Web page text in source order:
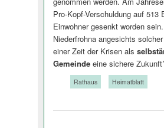
Pro-Kopf-Verschuldung auf 513
Einwohner gesenkt worden
Niederfrohna angesichts
einer Zeit der Krisen als
Gemeindeeine sichere
Rathaus Heimatblatt